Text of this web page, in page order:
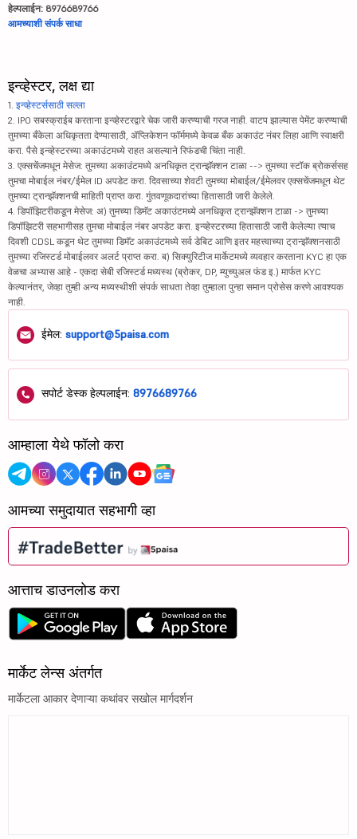
हेल्पलाईन: 8976689766
आमच्याशी संपर्क साधा
इन्व्हेस्टर, लक्ष द्या
1. इन्व्हेस्टर्ससाठी सल्ला
2. IPO सबस्क्राईब करताना इन्व्हेस्टरद्वारे चेक जारी करण्याची गरज नाही. वाटप झाल्यास पेमेंट करण्याची
तुमच्या बँकेला अधिकृतता देण्यासाठी, ॲप्लिकेशन फॉर्ममध्ये केवळ बँक अकाउंट नंबर लिहा आणि स्वाक्षरी
करा. पैसे इन्व्हेस्टरच्या अकाउंटमध्ये राहत असल्याने रिफंडची चिंता नाही.
3. एक्सचेंजमधून मेसेज: तुमच्या अकाउंटमध्ये अनधिकृत ट्रान्झॅक्शन टाळा --> तुमच्या स्टॉक ब्रोकर्ससह
तुमचा मोबाईल नंबर/ईमेल ID अपडेट करा. दिवसाच्या शेवटी तुमच्या मोबाईल/ईमेलवर एक्सचेंजमधून थेट
तुमच्या ट्रान्झॅक्शनची माहिती प्राप्त करा. गुंतवणूकदारांच्या हितासाठी जारी केलेले.
4. डिपॉझिटरीकडून मेसेज: अ) तुमच्या डिमॅट अकाउंटमध्ये अनधिकृत ट्रान्झॅक्शन टाळा -> तुमच्या
डिपॉझिटरी सहभागीसह तुमचा मोबाईल नंबर अपडेट करा. इन्व्हेस्टरच्या हितासाठी जारी केलेल्या त्याच
दिवशी CDSL कडून थेट तुमच्या डिमॅट अकाउंटमध्ये सर्व डेबिट आणि इतर महत्त्वाच्या ट्रान्झॅक्शनसाठी
तुमच्या रजिस्टर्ड मोबाईलवर अलर्ट प्राप्त करा. ब) सिक्युरिटीज मार्केटमध्ये व्यवहार करताना KYC हा एक
वेळचा अभ्यास आहे - एकदा सेबी रजिस्टर्ड मध्यस्थ (ब्रोकर, DP, म्युच्युअल फंड इ.) मार्फत KYC
केल्यानंतर, जेव्हा तुम्ही अन्य मध्यस्थीशी संपर्क साधता तेव्हा तुम्हाला पुन्हा समान प्रोसेस करणे आवश्यक
नाही.
ईमेल: support@5paisa.com
सपोर्ट डेस्क हेल्पलाईन: 8976689766
आम्हाला येथे फॉलो करा
आमच्या समुदायात सहभागी व्हा
आत्ताच डाउनलोड करा
मार्केट लेन्स अंतर्गत
मार्केटला आकार देणाऱ्या कथांवर सखोल मार्गदर्शन